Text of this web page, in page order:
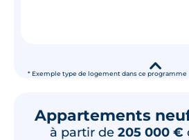
* Exemple type de logement dans ce programme
▾
Appartements
à partir de 205 000 €